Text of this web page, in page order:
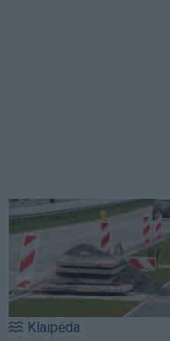
Klaipėda